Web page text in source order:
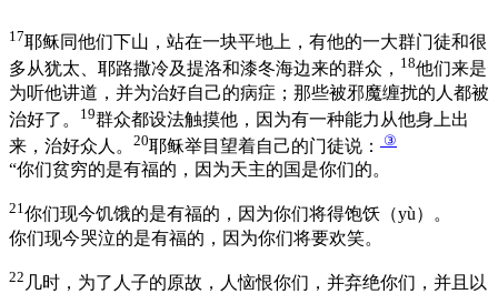
17耶稣同他们下山，站在一块平地上，有他的一大群门徒和很
多从犹太、耶路撒冷及提洛和漆冬海边来的群众， 18他们来是
为听他讲道，并为治好自己的病症；那些被邪魔缠扰的人都被
治好了。
19群众都设法触摸他，因为有一种能力从他身上出
来，治好众人。 20耶稣举目望着自己的门徒说： ③
“你们贫穷的是有福的，因为天主的国是你们的。
21你们现今饥饿的是有福的，因为你们将得饱饫（yù）。
你们现今哭泣的是有福的，因为你们将要欢笑。
22 几时，为了人子的原故，人恼恨你们，并弃绝你们，并且以